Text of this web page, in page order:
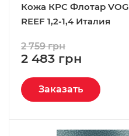
Кожа КРС Флотар
REEF 1,2-1,4 Италия
2 483 грн
2 759 грн
Заказать